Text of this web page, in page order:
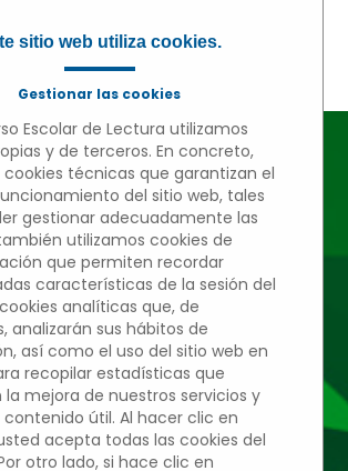
« VOLVER
2022/2023
MANYANET
sitio web utiliza cookies.
Gestionar las cookies
Escolar de Lectura utilizamos
y de terceros. En concreto,
técnicas que garantizan el
del sitio web, tales
gestionar adecuadamente las
utilizamos cookies de
que permiten recordar
características de la sesión del
analíticas que, de
analizarán sus hábitos de
así como el uso del sitio web en
recopilar estadísticas que
mejora de nuestros servicios y
útil. Al hacer clic en
acepta todas las cookies del
otro lado, si hace clic en